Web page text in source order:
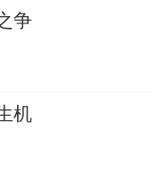
争
机